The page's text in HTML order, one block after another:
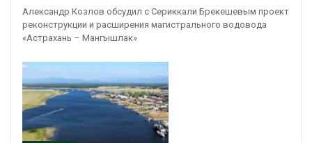
Александр Козлов обсудил с Сериккали Брекешевым проект
реконструкции и расширения магистрального водовода
«Астрахань – Мангышлак»